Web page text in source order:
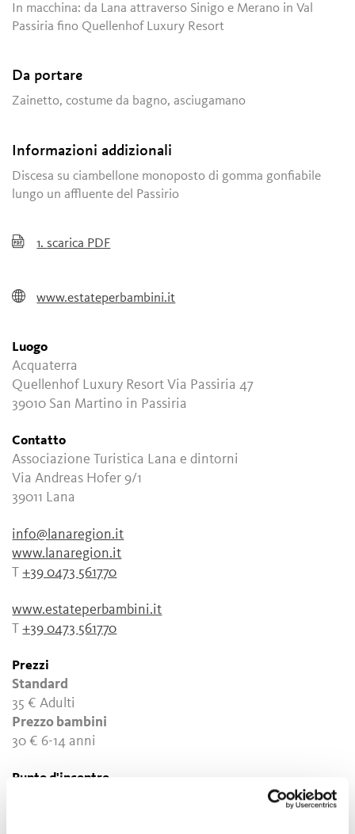
In macchina: da Lana attraverso Sinigo e Merano in Val
Passiria fino Quellenhof Luxury Resort
Da portare
Zainetto, costume da bagno, asciugamano
Informazioni addizionali
Discesa su ciambellone monoposto di gomma gonfiabile
lungo un affluente del Passirio
1. scarica PDF
www.estateperbambini.it
Luogo
Acquaterra
Quellenhof Luxury Resort Via Passiria 47
39010 San Martino in Passiria
Contatto
Associazione Turistica Lana e dintorni
Via Andreas Hofer 9/1
39011 Lana
info@lanaregion.it
www.lanaregion.it
T+39 0473 561770
www.estateperbambini.it
T+39 0473 561770
Prezzi
Standard
35 €Adulti
Prezzo bambini
30 € 6-14 anni
Punto d'incontro